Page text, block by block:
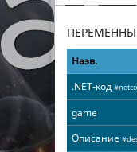
Назв.
.NET-код
game
Описание